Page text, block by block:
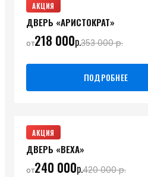
АКЦИЯ
ДВЕРЬ «АРИСТОКРАТ»
от218 000р.353 000р.
ПОДРОБНЕЕ
АКЦИЯ
ДВЕРЬ «ВЕХА»
от240 000р.420 000р.